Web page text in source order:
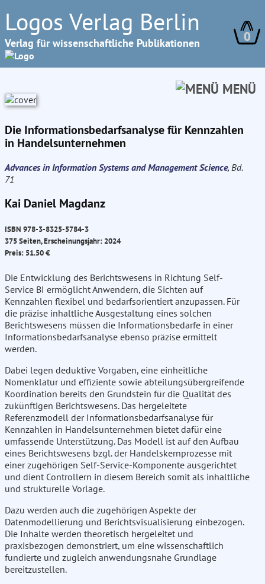
Logos Verlag Berlin
Verlag für wissenschaftliche Publikationen 0
MENÜ
Die Informationsbedarfsanalyse für Kennzahlen
in Handelsunternehmen
Advances in Information Systems and Management Science, Bd.
71
Kai Daniel Magdanz
ISBN 978-3-8325-5784-3
375 Seiten, Erscheinungsjahr: 2024
Preis: 51.50 €
Die Entwicklung des Berichtswesens in Richtung Self-
Service BI ermöglicht Anwendern, die Sichten auf
Kennzahlen flexibel und bedarfsorientiert anzupassen. Für
die präzise inhaltliche Ausgestaltung eines solchen
Berichtswesens müssen die Informationsbedarfe in einer
Informationsbedarfsanalyse ebenso präzise ermittelt
werden.
Dabei legen deduktive Vorgaben, eine einheitliche
Nomenklatur und effiziente sowie abteilungsübergreifende
Koordination bereits den Grundstein für die Qualität des
zukünftigen Berichtswesens. Das hergeleitete
Referenzmodell der Informationsbedarfsanalyse für
Kennzahlen in Handelsunternehmen bietet dafür eine
umfassende Unterstützung. Das Modell ist auf den Aufbau
eines Berichtswesens bzgl. der Handelskernprozesse mit
einer zugehörigen Self-Service-Komponente ausgerichtet
und dient Controllern in diesem Bereich somit als inhaltliche
und strukturelle Vorlage.
Dazu werden auch die zugehörigen Aspekte der
Datenmodellierung und Berichtsvisualisierung einbezogen.
Die Inhalte werden theoretisch hergeleitet und
praxisbezogen demonstriert, um eine wissenschaftlich
fundierte und zugleich anwendungsnahe Grundlage
bereitzustellen.